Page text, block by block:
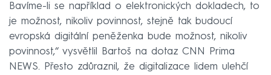
Bavíme-li se například o elektronických dokladech, to
je možnost, nikoliv povinnost, stejně tak budoucí
evropská digitální peněženka bude možnost, nikoliv
povinnost,“ vysvětlil Bartoš na dotaz CNN Prima
NEWS. Přesto zdůraznil, že digitalizace lidem ulehčí